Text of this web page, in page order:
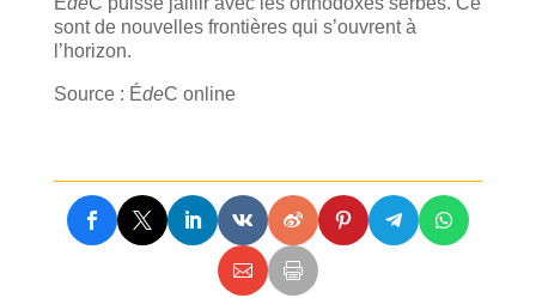
sont de nouvelles frontières qui s’ouvrent à
l’horizon.
Source : ÉdeC online